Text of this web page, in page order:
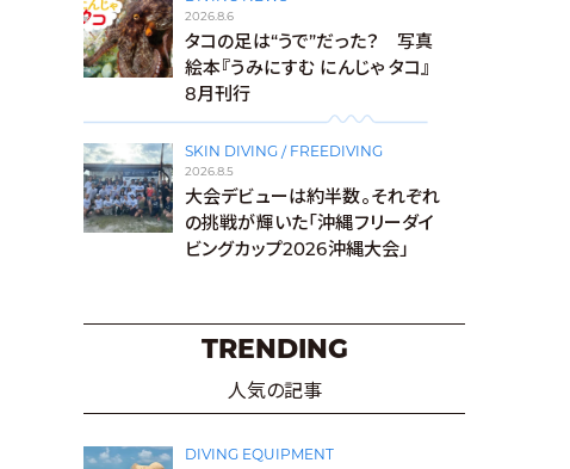
2026.8.6
タコの足は“うで”だった？ 写真
絵本『うみにすむ にんじゃ タコ』
8月刊行
SKIN DIVING / FREEDIVING
2026.8.5
大会デビューは約半数。それぞれ
の挑戦が輝いた「沖縄フリーダイ
ビングカップ2026沖縄大会」
TRENDING
人気の記事
DIVING EQUIPMENT